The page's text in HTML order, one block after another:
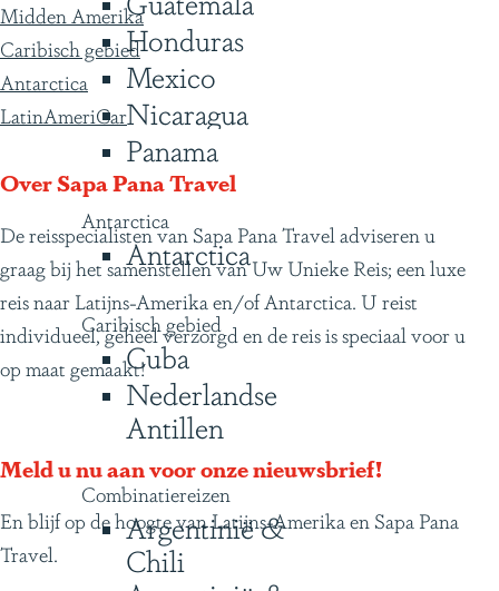
Honduras
Mexico
Nicaragua
Panama
Antarctica
Antarctica
Caribisch gebied
Cuba
Nederlandse
Antillen
Combinatiereizen
Argentinië &
Chili
Midden Amerika
Caribisch gebied
Antarctica
LatinAmeriCar
Over Sapa Pana Travel
De reisspecialisten van Sapa Pana Travel adviseren u
graag bij het samenstellen van Uw Unieke Reis; een luxe
reis naar Latijns-Amerika en/of Antarctica. U reist
individueel, geheel verzorgd en de reis is speciaal voor u
op maat gemaakt!
Meld u nu aan voor onze nieuwsbrief!
En blijf op de hoogte van Latijns-Amerika en Sapa Pana
Travel.